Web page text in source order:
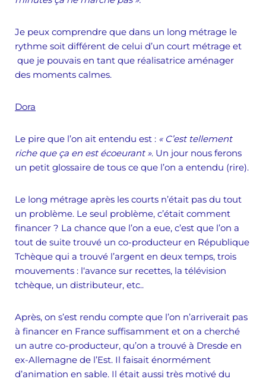
Je peux comprendre que dans un long métrage le
rythme soit différent de celui d’un court métrage et
que je pouvais en tant que réalisatrice aménager
des moments calmes.
Dora
Le pire que l’on ait entendu est : « C’est tellement
riche que ça en est écoeurant ». Un jour nous ferons
un petit glossaire de tous ce que l’on a entendu (rire).
Le long métrage après les courts n’était pas du tout
un problème. Le seul problème, c’était comment
financer ? La chance que l’on a eue, c’est que l’on a
tout de suite trouvé un co-producteur en République
Tchèque qui a trouvé l’argent en deux temps, trois
mouvements : l‘avance sur recettes, la télévision
tchèque, un distributeur, etc..
Après, on s’est rendu compte que l’on n’arriverait pas
à financer en France suffisamment et on a cherché
un autre co-producteur, qu’on a trouvé à Dresde en
ex-Allemagne de l’Est. Il faisait énormément
d’animation en sable. Il était aussi très motivé du